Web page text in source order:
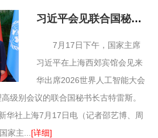
习近平会见联合国秘书长古特雷斯
7月17日下午，国家主席
习近平在上海西郊宾馆会见来
华出席2026世界人工智能大会
级别会议的联合国秘书长古特雷斯。
华社上海7月17日电（记者邵艺博、周
家主... [详细]